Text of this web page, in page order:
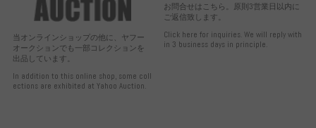
当オンラインショップの他に、ヤフー
オークションでも一部コレクションを
出品しています。
In addition to this online shop, some coll
ections are exhibited at Yahoo Auction.
お問合せはこちら。原則3営業日以内に
ご返信致します。
Click here for inquiries. We will reply with
in 3 business days in principle.